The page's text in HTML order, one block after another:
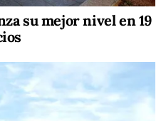
su mejor nivel en 19